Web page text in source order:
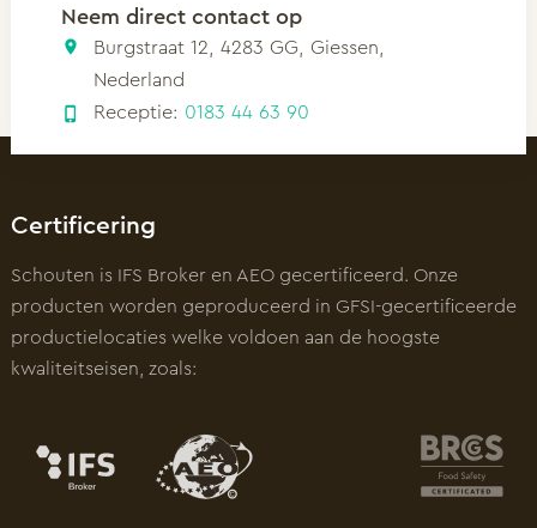
Neem direct contact op
Burgstraat 12, 4283 GG, Giessen,
Nederland
Receptie: 0183 44 63 90
Certificering
Schouten is IFS Broker en AEO gecertificeerd. Onze
producten worden geproduceerd in GFSI-gecertificeerde
productielocaties welke voldoen aan de hoogste
kwaliteitseisen, zoals: